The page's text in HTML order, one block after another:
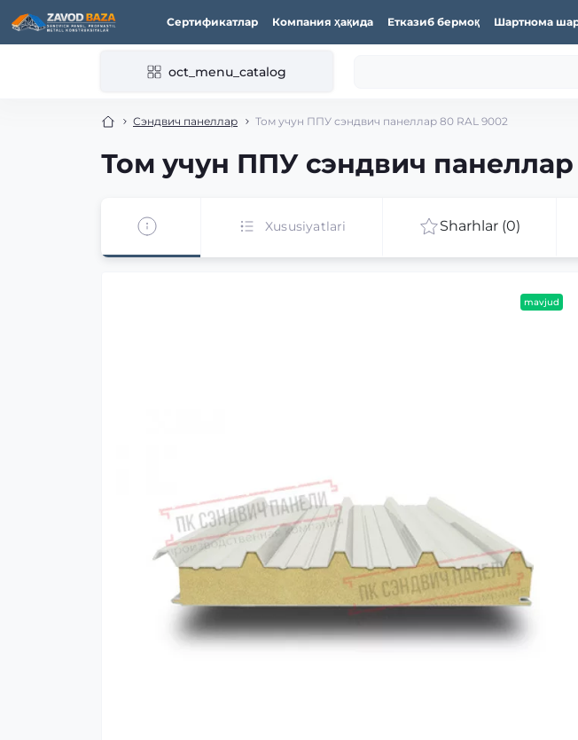
Сертификатлар Компания ҳақида Етказиб бермоқ Шартнома
oct_menu_catalog
Сэндвич панеллар Том учун ППУ сэндвич панеллар 80 RAL 9002
Том учун ППУ сэндвич панеллар
Xususiyatlari Sharhlar (0)
mavjud